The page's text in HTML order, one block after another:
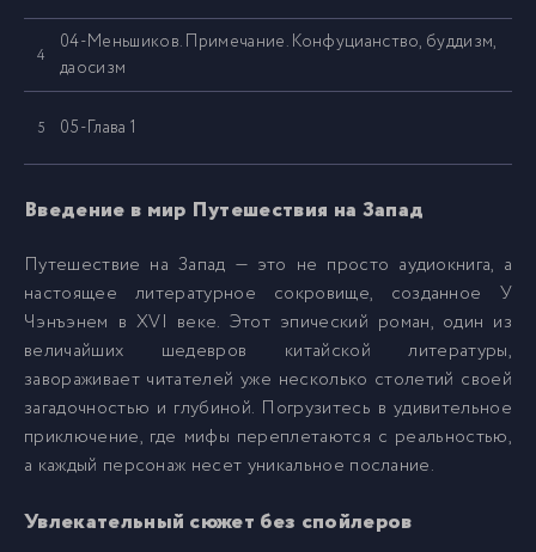
4
04-Меньшиков. Примечание. Конфуцианство, буддизм,
даосизм
5 05-Глава 1
06-Глава 2
7 07-Глава 3
8 08-Глава 4
9 09-Глава 5
Введение в мир Путешествия на Запад
Путешествие на Запад — это не просто аудиокнига, а
настоящее литературное сокровище, созданное У
Чэнъэнем в XVI веке. Этот эпический роман, один из
величайших шедевров китайской литературы,
завораживает читателей уже несколько столетий своей
загадочностью и глубиной. Погрузитесь в удивительное
приключение, где мифы переплетаются с реальностью,
а каждый персонаж несет уникальное послание.
Увлекательный сюжет без спойлеров